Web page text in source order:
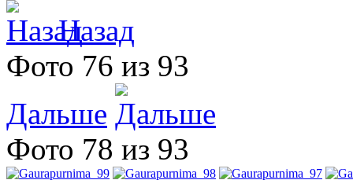
Назад
Фото 76 из 93
Дальше
Фото 78 из 93